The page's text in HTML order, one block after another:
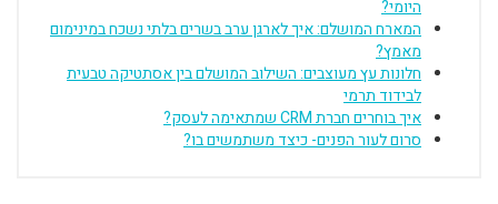
היומי?
המארח המושלם: איך לארגן ערב בשרים בלתי נשכח במינימום
מאמץ?
חלונות עץ מעוצבים: השילוב המושלם בין אסתטיקה טבעית
לבידוד תרמי
איך בוחרים חברת CRM שמתאימה לעסק?
סרום לעור הפנים- כיצד משתמשים בו?